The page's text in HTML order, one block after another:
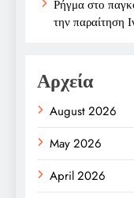
Ρήγμα στο
την παραίτηση
Αρχεία
August 2026
May 2026
April 2026